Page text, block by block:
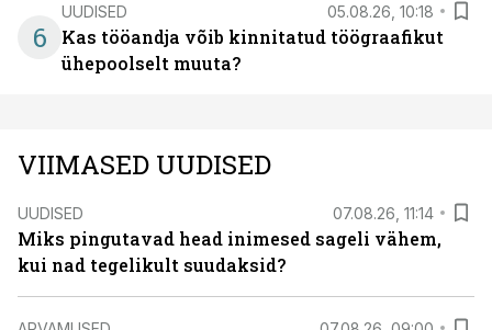
6
UUDISED 05.08.26, 10:18
Kas tööandja võib kinnitatud töögraafikut
ühepoolselt muuta?
VIIMASED UUDISED
UUDISED 07.08.26, 11:14
Miks pingutavad head inimesed sageli vähem,
kui nad tegelikult suudaksid?